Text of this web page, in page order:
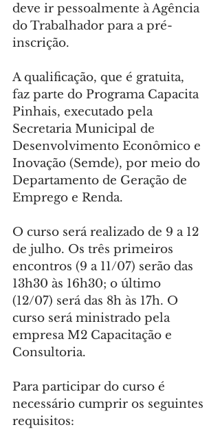
deve ir pessoalmente à Agência
do Trabalhador para a pré-
inscrição.
A qualificação, que é gratuita,
faz parte do Programa Capacita
Pinhais, executado pela
Secretaria Municipal de
Desenvolvimento Econômico e
Inovação (Semde), por meio do
Departamento de Geração de
Emprego e Renda.
O curso será realizado de 9 a 12
de julho. Os três primeiros
encontros (9 a 11/07) serão das
13h30 às 16h30; o último
(12/07) será das 8h às 17h. O
curso será ministrado pela
empresa M2 Capacitação e
Consultoria.
Para participar do curso é
necessário cumprir os seguintes
requisitos: